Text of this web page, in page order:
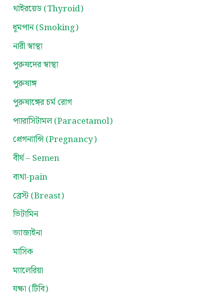
থাইরয়েড (Thyroid)
ধূমপান (Smoking)
নারী স্বাস্থ্য
পুরুষদের স্বাস্থ্য
পুরুষাঙ্গ
পুরুষাঙ্গের চর্ম রোগ
প্যারাসিটামল (Paracetamol)
প্রেগন্যান্সি (Pregnancy)
বীর্য – Semen
ব্যথা-pain
ব্রেস্ট (Breast)
ভিটামিন
ভ্যাজাইনা
মাসিক
ম্যালেরিয়া
যক্ষা (টিবি)